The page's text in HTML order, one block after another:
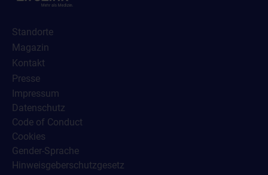
Standorte
Magazin
Kontakt
Presse
Impressum
Datenschutz
Code of Conduct
Cookies
Gender-Sprache
Hinweisgeberschutzgesetz